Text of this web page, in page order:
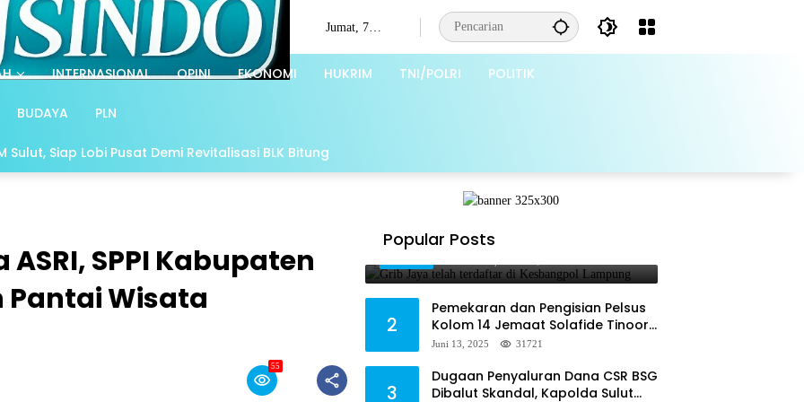
Jumat, 7
INTERNASIONAL OPINI EKONOMI HUKRIM TNI/POLRI POLITIK
BUDAYA PLN
Siap Lobi Pusat Demi Revitalisasi BLK Bitung
SPPI Kabupaten
Pantai Wisata
55
Popular Posts
1
Kesbangpol Lampung
2
Pemekaran dan Pengisian Pelsus
Kolom 14 Jemaat Solafide Tinoor
Langgar Tata Gereja 2021, Toreh :
Juni 13, 2025 31721
3
Dugaan Penyaluran Dana CSR BSG
Dibalut Skandal, Kapolda Sulut